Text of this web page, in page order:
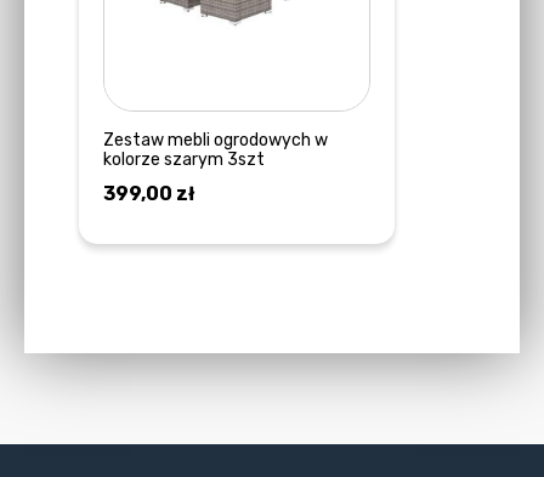
Zestaw mebli ogrodowych w
kolorze szarym 3szt
399,00 zł